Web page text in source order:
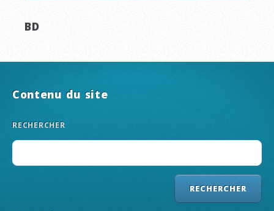
BD
Contenu du site
RECHERCHER